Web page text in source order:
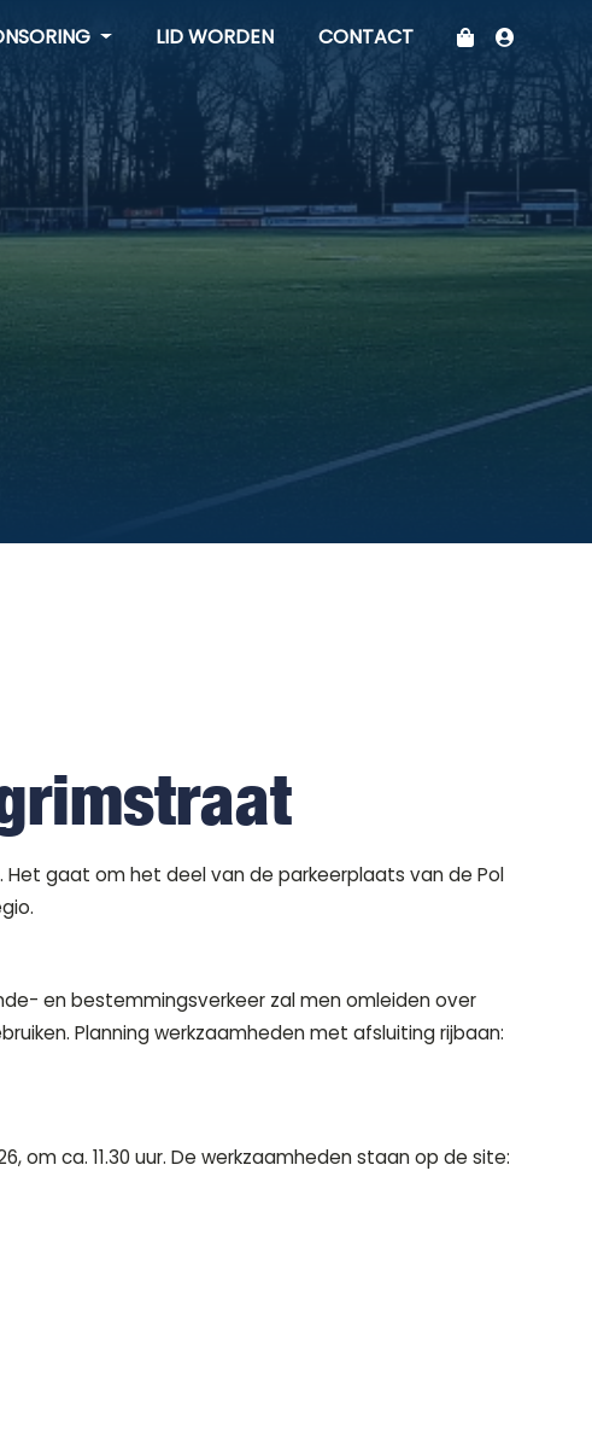
LID WORDEN CONTACT
Het gaat om het deel van de parkeerplaats van de Pol
en bestemmingsverkeer zal men omleiden over
Planning werkzaamheden met afsluiting rijbaan:
om ca. 11.30 uur. De werkzaamheden staan op de site: